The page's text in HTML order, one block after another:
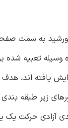
به سمت صفحه
تعبیه شده
اند، هدف از
زیر طبقه
آزادی حرکت یک